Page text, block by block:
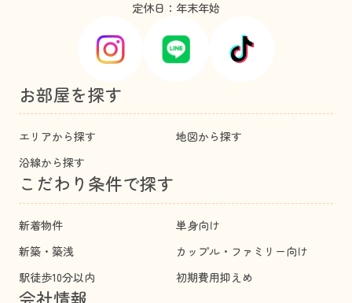
定休日：年末年始
お部屋を探す
エリアから探す
地図から探す
沿線から探す
こだわり条件で探す
新着物件
単身向け
新築・築浅
カップル・ファミリー向け
駅徒歩10分以内
初期費用抑えめ
会社情報